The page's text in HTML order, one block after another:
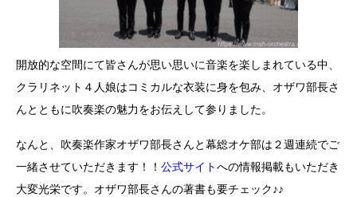
開放的な空間にて皆さんが思い思いに音楽を楽しまれている中、
クラリネット４人娘はコミカルな衣装に身を包み、オザワ部長さ
んとともに吹奏楽の魅力をお伝えして参りました。
なんと、吹奏楽作家オザワ部長さんと幕総オケ部は２週連続でご
一緒させていただきます！！ 公式サイトへの情報掲載もいただき
大変光栄です。オザワ部長さんの著書も要チェック♪♪